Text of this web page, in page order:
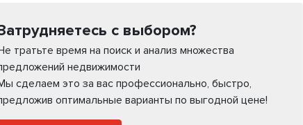
с выбором?
тратьте время на поиск и анализ множества
недвижимости
сделаем это за вас профессионально, быстро,
оптимальные варианты по выгодной цене!